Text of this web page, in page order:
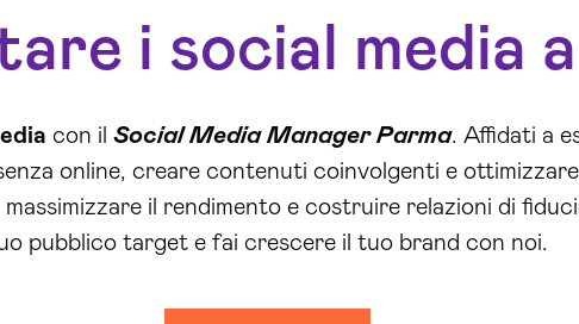
i social media
con il Social Media Manager Parma. Affidati a
online, creare contenuti coinvolgenti e
il rendimento e costruire relazioni di
pubblico target e fai crescere il tuo brand con noi.